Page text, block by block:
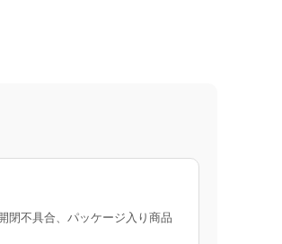
閉不具合、パッケージ入り商品